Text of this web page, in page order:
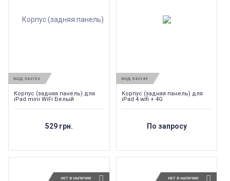
КОД: 542152
Корпус (задняя панель) для
iPad mini WiFi Белый
529 грн.
КОД: 542149
Корпус (задняя панель) для
iPad 4 wifi + 4G
По запросу
НЕТ В НАЛИЧИИ НЕТ В НАЛИЧИИ